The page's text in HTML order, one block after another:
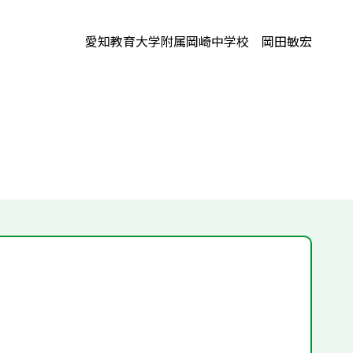
愛知教育大学附属岡崎中学校 岡田敏宏